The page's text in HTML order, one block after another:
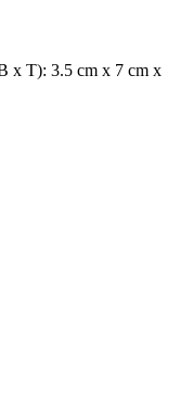
x T): 3.5 cm x 7 cm x